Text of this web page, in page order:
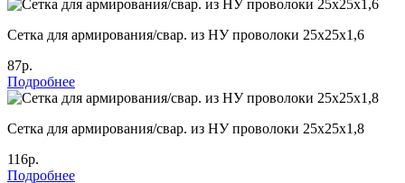
Сетка для армирования/свар. из НУ проволоки 25х25х1,6
87р.
Подробнее
Сетка для армирования/свар. из НУ проволоки 25х25х1,8
116р.
Подробнее